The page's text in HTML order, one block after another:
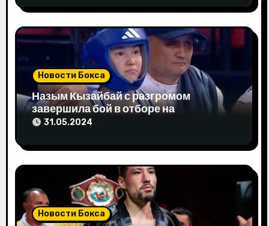
п
и
я
м
Новости Бокса
Назым Кызайбай с разгромом
завершила бой в отборе на
Олимпиаду-2024
31.05.2024
Новости Бокса